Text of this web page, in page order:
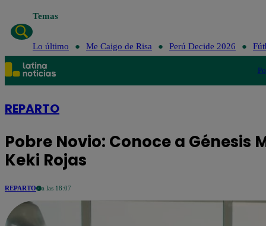
Temas
Lo último Me Caigo de Risa Perú Decide 2026
REPARTO
Pobre Novio: Conoce a
Keki Rojas
REPARTO a las 18:07